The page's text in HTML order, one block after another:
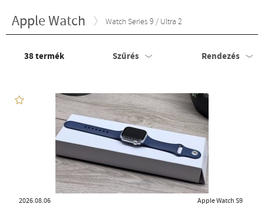
Apple Watch Watch Series 9 / Ultra 2
38termék Szűrés Rendezés
2026.08.06 Apple Watch S9